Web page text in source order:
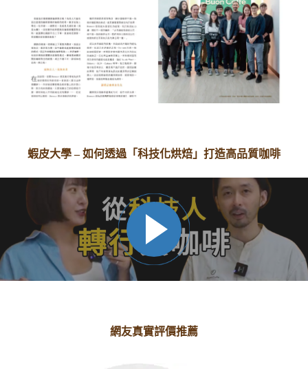
蝦皮大學 – 如何透過「科技化烘焙」打造高品質咖啡
網友真實評價推薦